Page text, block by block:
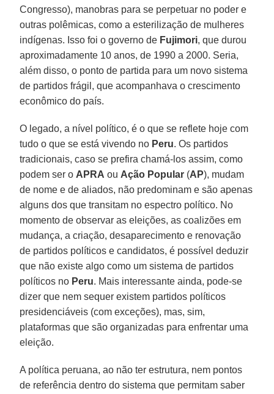
Congresso), manobras para se perpetuar no poder e
outras polêmicas, como a esterilização de mulheres
indígenas. Isso foi o governo de Fujimori, que durou
aproximadamente 10 anos, de 1990 a 2000. Seria,
além disso, o ponto de partida para um novo sistema
de partidos frágil, que acompanhava o crescimento
econômico do país.
O legado, a nível político, é o que se reflete hoje com
tudo o que se está vivendo no Peru. Os partidos
tradicionais, caso se prefira chamá-los assim, como
podem ser o APRA ou Ação Popular (AP), mudam
de nome e de aliados, não predominam e são apenas
alguns dos que transitam no espectro político. No
momento de observar as eleições, as coalizões em
mudança, a criação, desaparecimento e renovação
de partidos políticos e candidatos, é possível deduzir
que não existe algo como um sistema de partidos
políticos no Peru. Mais interessante ainda, pode-se
dizer que nem sequer existem partidos políticos
presidenciáveis (com exceções), mas, sim,
plataformas que são organizadas para enfrentar uma
eleição.
A política peruana, ao não ter estrutura, nem pontos
de referência dentro do sistema que permitam saber